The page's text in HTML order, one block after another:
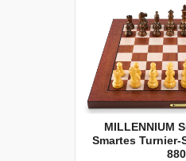
MILLENNIUM
Smartes Turnier-